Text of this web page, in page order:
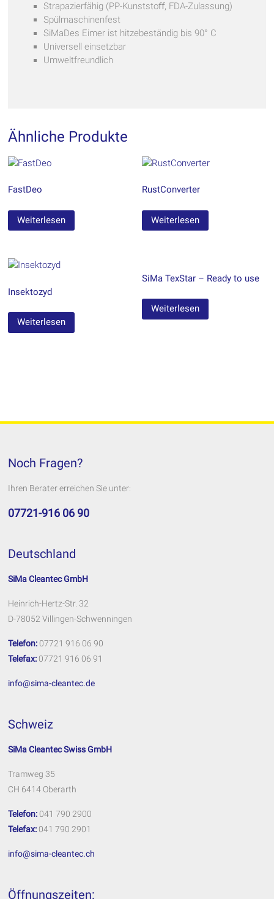
Strapazierfähig (PP-Kunststoﬀ, FDA-Zulassung)
Spülmaschinenfest
SiMaDes Eimer ist hitzebeständig bis 90° C
Universell einsetzbar
Umweltfreundlich
Ähnliche Produkte
FastDeo
Weiterlesen
RustConverter
Weiterlesen
Insektozyd
Weiterlesen
SiMa TexStar – Ready to use
Weiterlesen
Noch Fragen?
Ihren Berater erreichen Sie unter:
07721-916 06 90
Deutschland
SiMa Cleantec GmbH
Heinrich-Hertz-Str. 32
D-78052 Villingen-Schwenningen
Telefon: 07721 916 06 90
Telefax: 07721 916 06 91
info@sima-cleantec.de
Schweiz
SiMa Cleantec Swiss GmbH
Tramweg 35
CH 6414 Oberarth
Telefon: 041 790 2900
Telefax: 041 790 2901
info@sima-cleantec.ch
Öffnungszeiten: